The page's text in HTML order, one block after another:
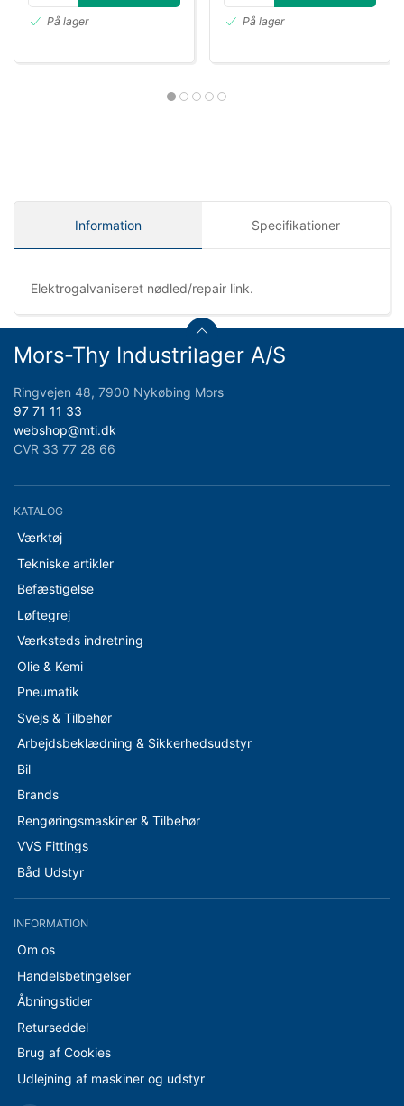
På lager På lager
Information Specifikationer
Elektrogalvaniseret nødled/repair link.
Mors-Thy Industrilager A/S
Ringvejen 48, 7900 Nykøbing Mors
97 71 11 33
webshop@mti.dk
CVR 33 77 28 66
KATALOG
Værktøj
Tekniske artikler
Befæstigelse
Løftegrej
Værksteds indretning
Olie & Kemi
Pneumatik
Svejs & Tilbehør
Arbejdsbeklædning & Sikkerhedsudstyr
Bil
Brands
Rengøringsmaskiner & Tilbehør
VVS Fittings
Båd Udstyr
INFORMATION
Om os
Handelsbetingelser
Åbningstider
Returseddel
Brug af Cookies
Udlejning af maskiner og udstyr